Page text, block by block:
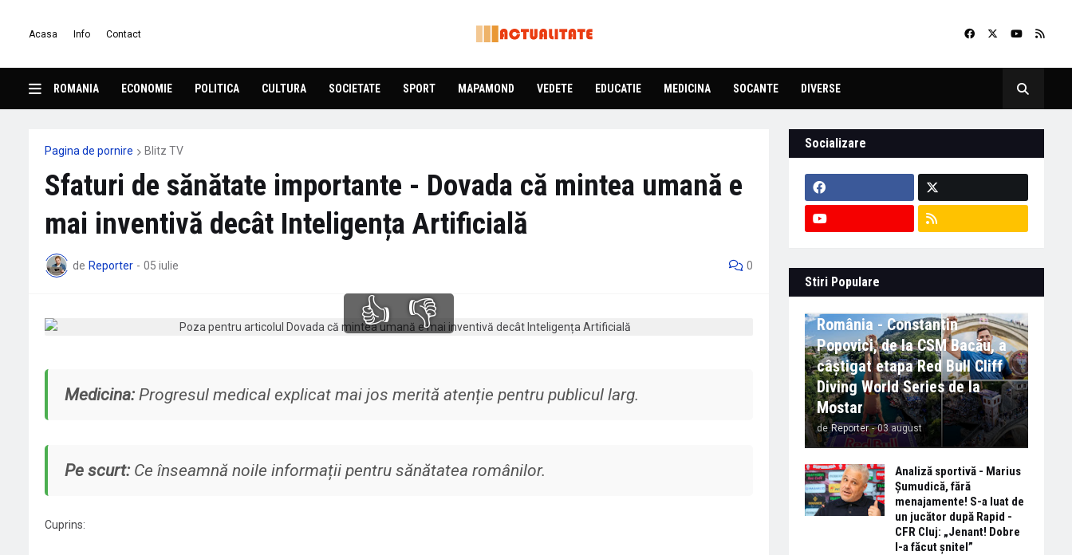
Acasa Info Contact
ROMANIA ECONOMIE POLITICA CULTURA SOCIETATE SPORT MAPAMOND VEDETE EDUCATIE MEDICINA SOCANTE DIVERSE
Pagina de pornire Blitz TV
Sfaturi de sănătate importante - Dovada că mintea umană e
mai inventivă decât Inteligența Artificială
de Reporter - 05 iulie 0
👍 👎
Medicina:Progresul medical explicat mai jos merită atenție pentru publicul larg.
Pe scurt:Ce înseamnă noile informații pentru sănătatea românilor.
Cuprins:
Socializare
Stiri Populare
România - Constantin
Popovici, de la CSM Bacău, a
câștigat etapa Red Bull Cliff
Diving World Series de la
Mostar
de Reporter - 03 august
Analiză sportivă - Marius
Șumudică, fără
menajamente! S-a luat de
un jucător după Rapid -
CFR Cluj: „Jenant! Dobre
l-a făcut șnitel”